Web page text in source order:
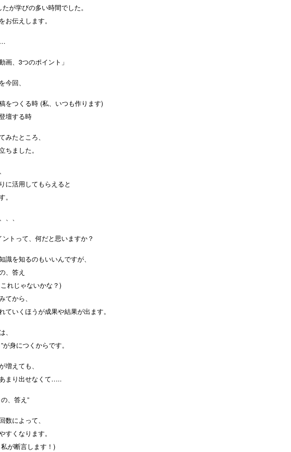
が学びの多い時間でした。
お伝えします。
画、3つのポイント」
今回、
をつくる時 (私、いつも作ります)
壇する時
みたところ、
ちました。
に活用してもらえると
。
、、
ントって、何だと思いますか？
識を知るのもいいんですが、
、答え
れじゃないかな？)
てから、
ていくほうが成果や結果が出ます。
が身につくからです。
増えても、
まり出せなくて…..
、答え”
数によって、
すくなります。
が断言します！)